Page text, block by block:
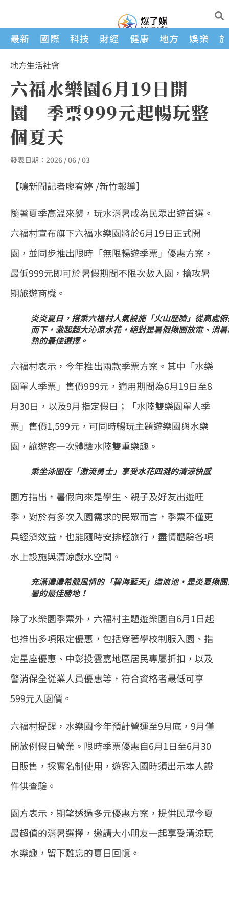
最新 國際 科技 財經 健康 地方 娛樂
地方生活社會
六福水樂園6月19日開
園 季票999元起暢玩整
個夏天
發表日期： 2026 / 06 / 03
【鳴新聞記者廖宥婷 /新竹報導】
隨著夏季高溫來襲，玩水消暑成為民眾出遊首選。
六福村宣布旗下六福水樂園將於6月19日正式開
園，並同步推出限時「無限暢遊季票」優惠方案，
最低999元即可於暑假期間不限次數入園，搶攻暑
期旅遊商機。
炎炎夏日，搭乘六福村人氣設施「火山歷險」從高處
而下，激起超大沁涼水花，絕對是暑假揪團放電、消
熱的最佳選擇。
六福村表示，今年推出兩款季票方案。其中「水樂
園單人季票」售價999元，適用期間為6月19日至8
月30日，以及9月指定假日；「水陸雙樂園單人季
票」售價1,599元，可同時暢玩主題遊樂園與水樂
園，讓遊客一次體驗水陸雙重樂趣。
乘坐泳圈在「激流勇士」享受水花四濺的清涼快感
園方指出，暑假向來是學生、親子及好友出遊旺
季，對於有多次入園需求的民眾而言，季票不僅更
具經濟效益，也能隨時安排輕旅行，盡情體驗各項
水上設施與清涼戲水空間。
充滿濃濃希臘風情的「碧海藍天」造浪池，是炎夏揪
暑的最佳勝地！
除了水樂園季票外，六福村主題遊樂園自6月1日起
也推出多項限定優惠，包括穿著學校制服入園、指
定星座優惠、中彰投雲嘉地區居民專屬折扣，以及
警消保全從業人員優惠等，符合資格者最低可享
599元入園價。
六福村提醒，水樂園今年預計營運至9月底，9月僅
開放例假日營業。限時季票優惠自6月1日至6月30
日販售，採實名制使用，遊客入園時須出示本人證
件供查驗。
園方表示，期望透過多元優惠方案，提供民眾今夏
最超值的消暑選擇，邀請大小朋友一起享受清涼玩
水樂趣，留下難忘的夏日回憶。